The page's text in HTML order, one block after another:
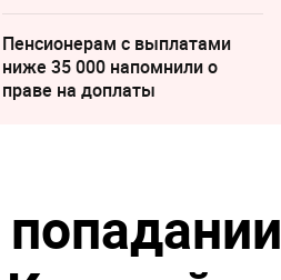
Пенсионерам с выплатами
ниже 35 000 напомнили о
праве на доплаты